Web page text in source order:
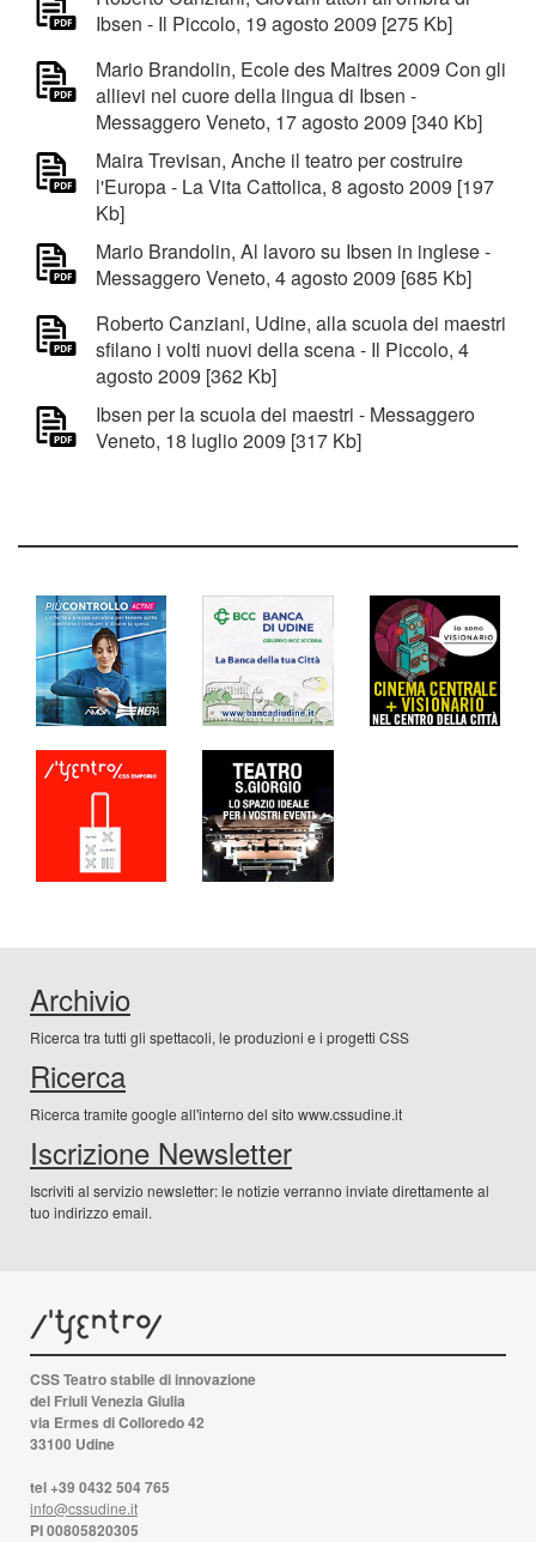
Ibsen - Il Piccolo, 19 agosto 2009 [275 Kb]
Mario Brandolin, Ecole des Maitres 2009 Con gli
allievi nel cuore della lingua di Ibsen -
Messaggero Veneto, 17 agosto 2009 [340 Kb]
Maira Trevisan, Anche il teatro per costruire
l'Europa - La Vita Cattolica, 8 agosto 2009 [197
Kb]
Mario Brandolin, Al lavoro su Ibsen in inglese -
Messaggero Veneto, 4 agosto 2009 [685 Kb]
Roberto Canziani, Udine, alla scuola dei maestri
sfilano i volti nuovi della scena - Il Piccolo, 4
agosto 2009 [362 Kb]
Ibsen per la scuola dei maestri - Messaggero
Veneto, 18 luglio 2009 [317 Kb]
Archivio
Ricerca tra tutti gli spettacoli, le produzioni e i progetti CSS
Ricerca
Ricerca tramite google all'interno del sito www.cssudine.it
Iscrizione Newsletter
Iscriviti al servizio newsletter: le notizie verranno inviate direttamente al
tuo indirizzo email.
CSS Teatro stabile di innovazione
del Friuli Venezia Giulia
via Ermes di Colloredo 42
33100 Udine
tel +39 0432 504 765
info@cssudine.it
PI 00805820305